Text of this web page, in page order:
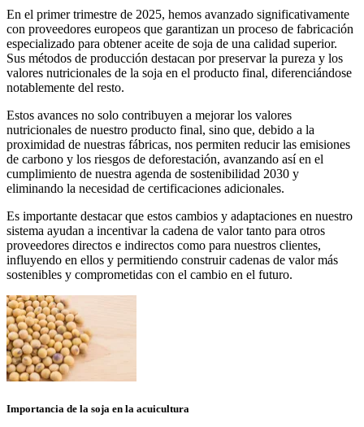
En el primer trimestre de 2025, hemos avanzado significativamente
con proveedores europeos que garantizan un proceso de fabricación
especializado para obtener aceite de soja de una calidad superior.
Sus métodos de producción destacan por preservar la pureza y los
valores nutricionales de la soja en el producto final, diferenciándose
notablemente del resto.
Estos avances no solo contribuyen a mejorar los valores
nutricionales de nuestro producto final, sino que, debido a la
proximidad de nuestras fábricas, nos permiten reducir las emisiones
de carbono y los riesgos de deforestación, avanzando así en el
cumplimiento de nuestra agenda de sostenibilidad 2030 y
eliminando la necesidad de certificaciones adicionales.
Es importante destacar que estos cambios y adaptaciones en nuestro
sistema ayudan a incentivar la cadena de valor tanto para otros
proveedores directos e indirectos como para nuestros clientes,
influyendo en ellos y permitiendo construir cadenas de valor más
sostenibles y comprometidas con el cambio en el futuro.
Importancia de la soja en la acuicultura